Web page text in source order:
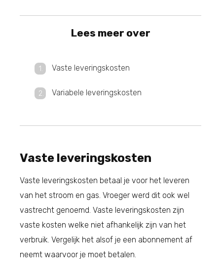
Lees meer over
Vaste leveringskosten
Variabele leveringskosten
Vaste leveringskosten
Vaste leveringskosten betaal je voor het leveren
van het stroom en gas. Vroeger werd dit ook wel
vastrecht genoemd. Vaste leveringskosten zijn
vaste kosten welke niet afhankelijk zijn van het
verbruik. Vergelijk het alsof je een abonnement af
neemt waarvoor je moet betalen.